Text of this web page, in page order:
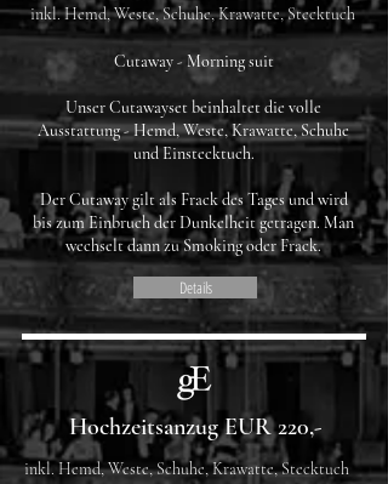
Cutaway - Morning suit
Unser Cutawayset beinhaltet die volle
Ausstattung - Hemd, Weste, Krawatte, Schuhe
und Einstecktuch.​
Der Cutaway gilt als Frack des Tages und wird
bis zum Einbruch der Dunkelheit getragen. Man
wechselt dann zu Smoking oder Frack.
Details
inkl. Hemd, Weste, Schuhe, Krawatte, Stecktuch
Hochzeitsanzug EUR 220,-
inkl. Hemd, Weste, Schuhe, Krawatte, Stecktuch